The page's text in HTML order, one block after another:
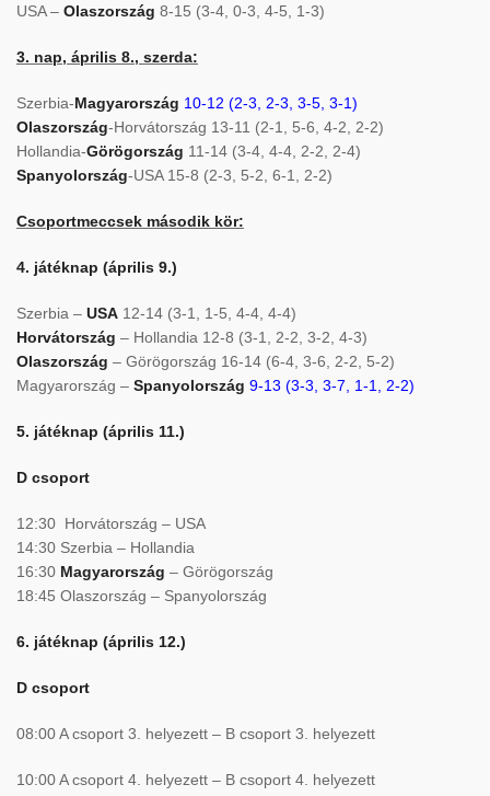
USA – Olaszország 8-15 (3-4, 0-3, 4-5, 1-3)
3. nap, április 8., szerda:
Szerbia-Magyarország 10-12 (2-3, 2-3, 3-5, 3-1)
Olaszország-Horvátország 13-11 (2-1, 5-6, 4-2, 2-2)
Hollandia-Görögország 11-14 (3-4, 4-4, 2-2, 2-4)
Spanyolország-USA 15-8 (2-3, 5-2, 6-1, 2-2)
Csoportmeccsek második kör:
4. játéknap (április 9.)
Szerbia – USA 12-14 (3-1, 1-5, 4-4, 4-4)
Horvátország – Hollandia 12-8 (3-1, 2-2, 3-2, 4-3)
Olaszország – Görögország 16-14 (6-4, 3-6, 2-2, 5-2)
Magyarország – Spanyolország 9-13 (3-3, 3-7, 1-1, 2-2)
5. játéknap (április 11.)
D csoport
12:30 Horvátország – USA
14:30 Szerbia – Hollandia
16:30 Magyarország – Görögország
18:45 Olaszország – Spanyolország
6. játéknap (április 12.)
D csoport
08:00 A csoport 3. helyezett – B csoport 3. helyezett
10:00 A csoport 4. helyezett – B csoport 4. helyezett